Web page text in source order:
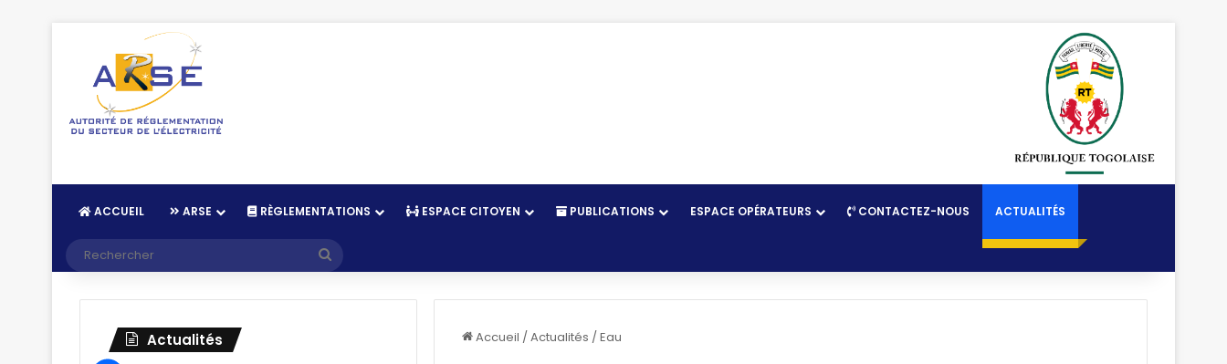
ACCUEIL ARSE RÈGLEMENTATIONS ESPACE CITOYEN PUBLICATIONS ESPACE OPÉRATEURS CONTACTEZ-NOUS ACTUALITÉS
Accueil /Actualités /Eau
Actualités